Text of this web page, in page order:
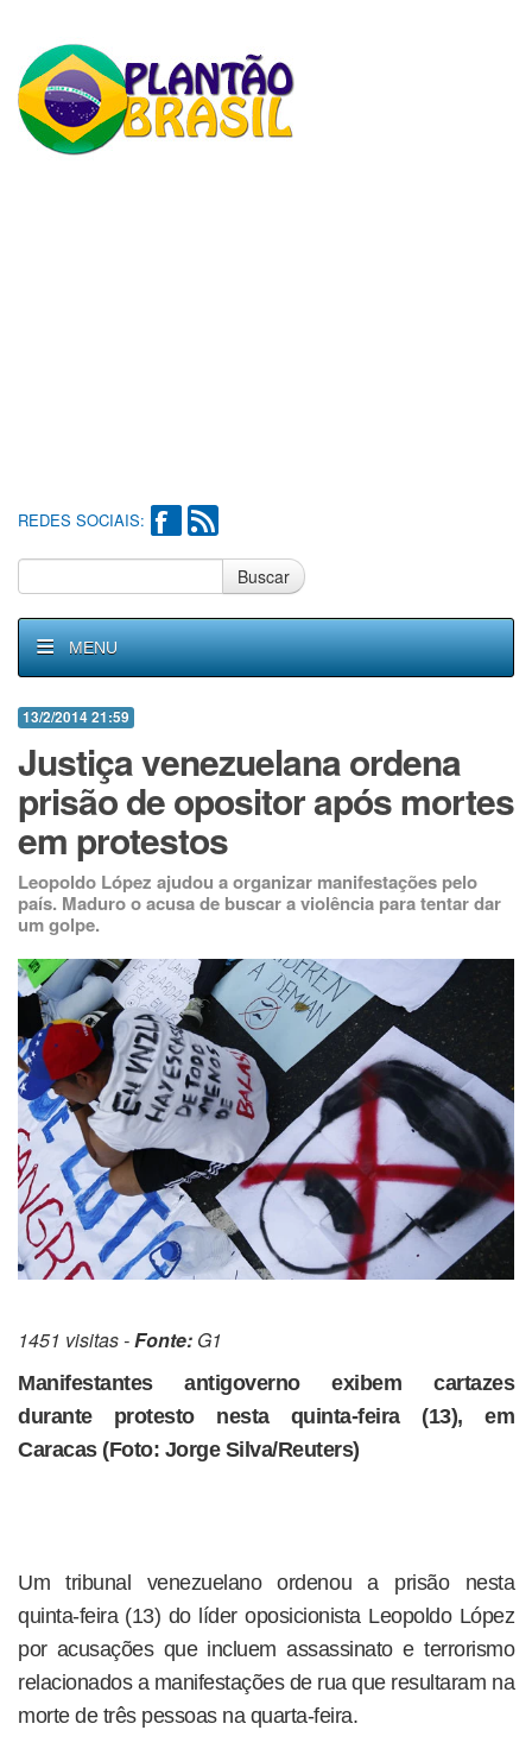
REDES SOCIAIS:
Buscar
MENU
13/2/2014 21:59
Justiça venezuelana ordena
prisão de opositor após mortes
em protestos
Leopoldo López ajudou a organizar manifestações pelo
país. Maduro o acusa de buscar a violência para tentar dar
um golpe.
1451 visitas -Fonte: G1
Manifestantes antigoverno exibem cartazes
durante protesto nesta quinta-feira (13), em
Caracas (Foto: Jorge Silva/Reuters)
Um tribunal venezuelano ordenou a prisão nesta
quinta-feira (13) do líder oposicionista Leopoldo López
por acusações que incluem assassinato e terrorismo
relacionados a manifestações de rua que resultaram na
morte de três pessoas na quarta-feira.